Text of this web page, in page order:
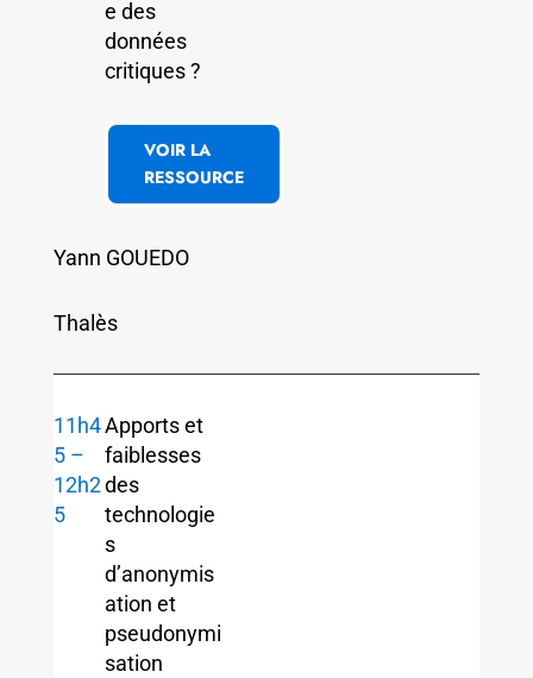
e des
données
critiques ?
VOIR LA
RESSOURCE
Yann GOUEDO
Thalès
11h4
5 –
12h2
5
Apports et
faiblesses
des
technologie
s
d’anonymis
ation et
pseudonymi
sation